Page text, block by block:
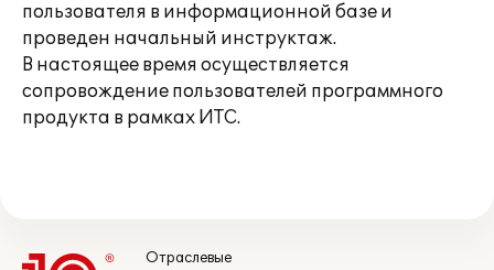
пользователя в информационной базе и
проведен начальный инструктаж.
В настоящее время осуществляется
сопровождение пользователей программного
продукта в рамках ИТС.
Отраслевые